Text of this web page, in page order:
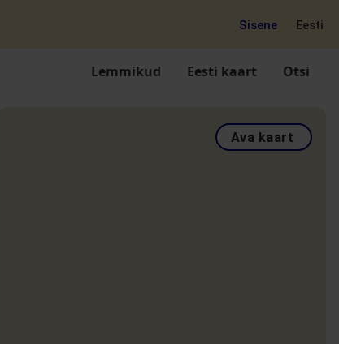
Sisene Eesti
Lemmikud Eesti kaart Otsi
Ava kaart